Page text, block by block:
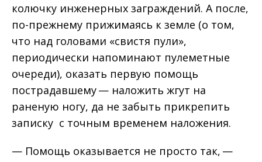
колючку инженерных заграждений. А после,
по-прежнему прижимаясь к земле (о том,
что над головами «свистя пули»,
периодически напоминают пулеметные
очереди), оказать первую помощь
пострадавшему — наложить жгут на
раненую ногу, да не забыть прикрепить
записку с точным временем наложения.
— Помощь оказывается не просто так, —